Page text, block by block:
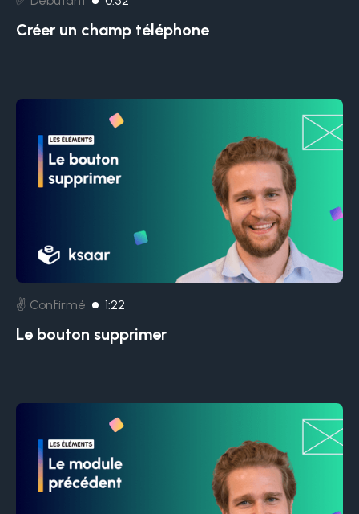
Créer un champ téléphone
✌️ Confirmé 1:22
Le bouton supprimer